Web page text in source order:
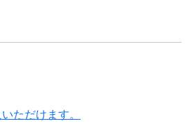
ただけます。